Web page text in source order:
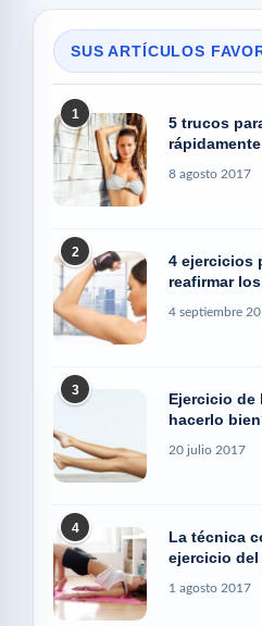
SUS ARTÍCULOS
1
5 trucos
8 agosto 2017
2
4 ejercicios
reafirmar
4 septiembre
3
Ejercicio de
hacerlo
20 julio 2017
4
La técnica
ejercicio
1 agosto 2017